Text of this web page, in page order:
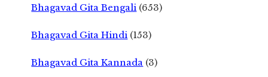
Bhagavad Gita Bengali (653)
Bhagavad Gita Hindi (153)
Bhagavad Gita Kannada (3)